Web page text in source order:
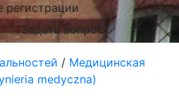
регистрации
Задать вопрос
/ Медицинская
medyczna)